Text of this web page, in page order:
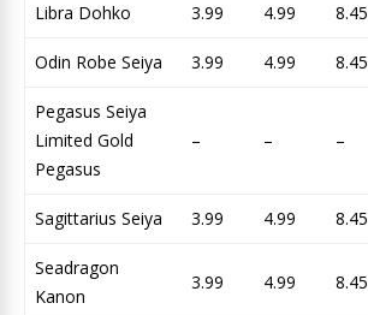
Libra Dohko 3.99 4.99 8.45
Odin Robe Seiya 3.99 4.99 8.45
Pegasus Seiya
Limited Gold
Pegasus
– – –
Sagittarius Seiya 3.99 4.99 8.45
Seadragon
Kanon
3.99 4.99 8.45